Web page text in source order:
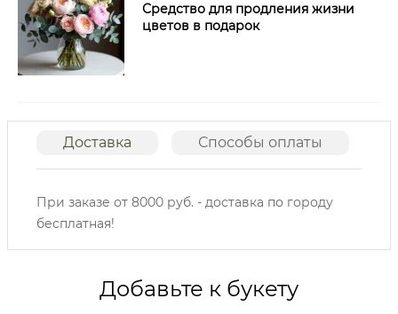
Средство для продления жизни
цветов в подарок
Доставка Способы оплаты
При заказе от 8000 руб. - доставка по городу
бесплатная!
Добавьте к букету